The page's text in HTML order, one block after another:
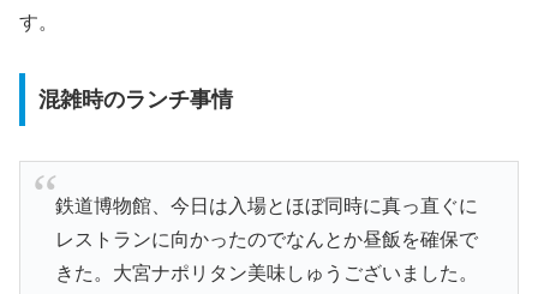
す。
混雑時のランチ事情
鉄道博物館、今日は入場とほぼ同時に真っ直ぐに
レストランに向かったのでなんとか昼飯を確保で
きた。大宮ナポリタン美味しゅうございました。